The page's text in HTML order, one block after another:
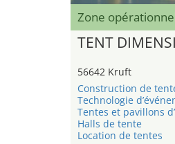
Zone
TENT
56642 Kruft
Construction de
Technologie
Tentes et pavillons
Halls de tente
Location de tentes